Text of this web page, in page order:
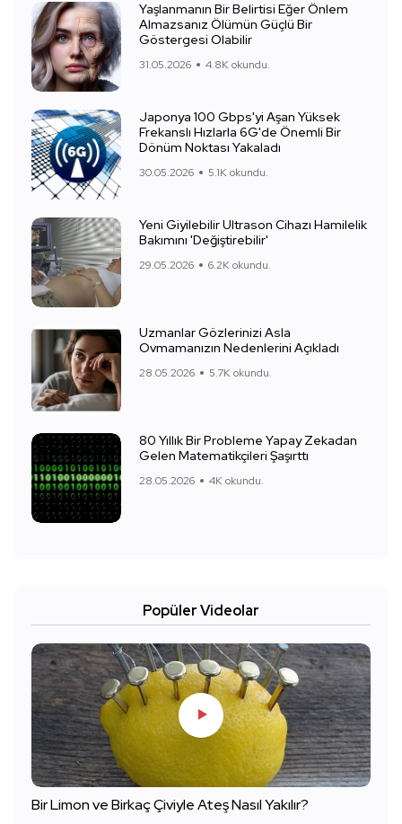
Yaşlanmanın Bir Belirtisi Eğer Önlem
Almazsanız Ölümün Güçlü Bir
Göstergesi Olabilir
31.05.2026 4.8K okundu.
Japonya 100 Gbps'yi Aşan Yüksek
Frekanslı Hızlarla 6G'de Önemli Bir
Dönüm Noktası Yakaladı
30.05.2026 5.1K okundu.
Yeni Giyilebilir Ultrason Cihazı Hamilelik
Bakımını 'Değiştirebilir'
29.05.2026 6.2K okundu.
Uzmanlar Gözlerinizi Asla
Ovmamanızın Nedenlerini Açıkladı
28.05.2026 5.7K okundu.
80 Yıllık Bir Probleme Yapay Zekadan
Gelen Matematikçileri Şaşırttı
28.05.2026 4K okundu.
Popüler Videolar
Bir Limon ve Birkaç Çiviyle Ateş Nasıl Yakılır?